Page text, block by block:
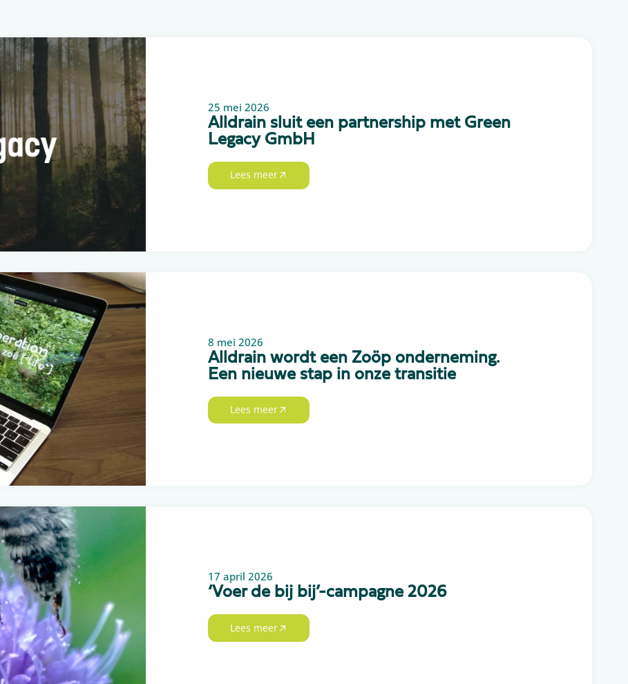
25 mei 2026
Alldrain sluit een partnership met Green
Legacy GmbH
Lees meer
8 mei 2026
Alldrain wordt een Zoöp onderneming.
Een nieuwe stap in onze transitie
Lees meer
17 april 2026
‘Voer de bij bij’-campagne 2026
Lees meer